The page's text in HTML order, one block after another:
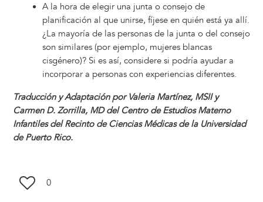
A la hora de elegir una junta o consejo de
planificación al que unirse, fíjese en quién está ya allí.
¿La mayoría de las personas de la junta o del consejo
son similares (por ejemplo, mujeres blancas
cisgénero)? Si es así, considere si podría ayudar a
incorporar a personas con experiencias diferentes.
Traducción y Adaptación por Valeria Martínez, MSII y
Carmen D. Zorrilla, MD del Centro de Estudios Materno
Infantiles del Recinto de Ciencias Médicas de la Universidad
de Puerto Rico.
0